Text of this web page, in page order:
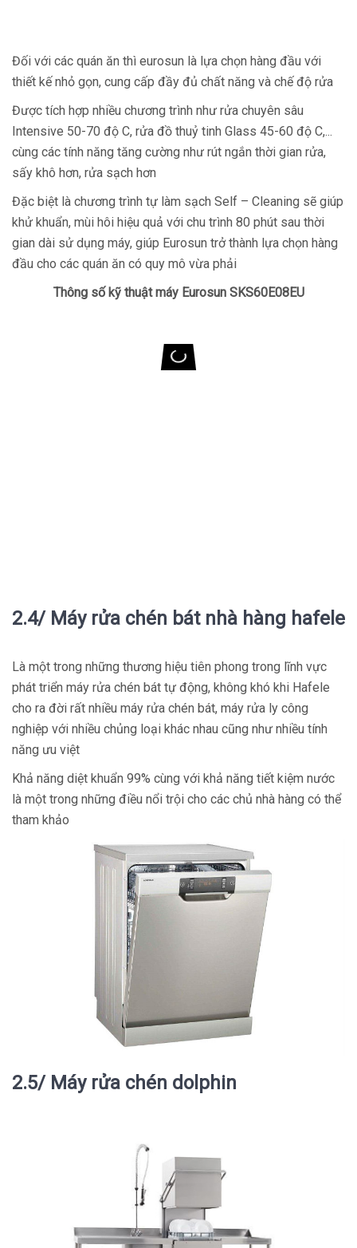
Đối với các quán ăn thì eurosun là lựa chọn hàng đầu với
thiết kế nhỏ gọn, cung cấp đầy đủ chất năng và chế độ rửa
Được tích hợp nhiều chương trình như rửa chuyên sâu
Intensive 50-70 độ C, rửa đồ thuỷ tinh Glass 45-60 độ C,...
cùng các tính năng tăng cường như rút ngắn thời gian rửa,
sấy khô hơn, rửa sạch hơn
Đặc biệt là chương trình tự làm sạch Self – Cleaning sẽ giúp
khử khuẩn, mùi hôi hiệu quả với chu trình 80 phút sau thời
gian dài sử dụng máy, giúp Eurosun trở thành lựa chọn hàng
đầu cho các quán ăn có quy mô vừa phải
Thông số kỹ thuật máy Eurosun SKS60E08EU
2.4/ Máy rửa chén bát nhà hàng hafele
Là một trong những thương hiệu tiên phong trong lĩnh vực
phát triển máy rửa chén bát tự động, không khó khi Hafele
cho ra đời rất nhiều máy rửa chén bát, máy rửa ly công
nghiệp với nhiều chủng loại khác nhau cũng như nhiều tính
năng ưu việt
Khả năng diệt khuẩn 99% cùng với khả năng tiết kiệm nước
là một trong những điều nổi trội cho các chủ nhà hàng có thể
tham khảo
2.5/ Máy rửa chén dolphin